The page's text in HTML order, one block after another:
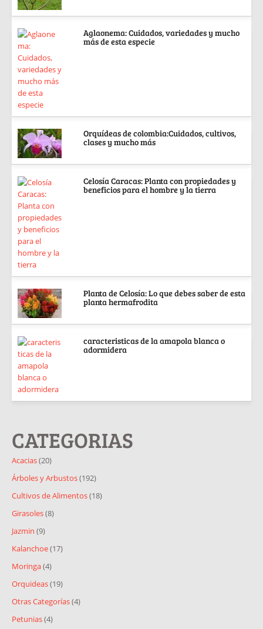
Aglaonema: Cuidados, variedades y mucho
más de esta especie
Orquídeas de colombia:Cuidados, cultivos,
clases y mucho más
Celosía Caracas: Planta con propiedades y
beneficios para el hombre y la tierra
Planta de Celosía: Lo que debes saber de esta
planta hermafrodita
caracteristicas de la amapola blanca o
adormidera
CATEGORIAS
Acacias(20)
Árboles y Arbustos(192)
Cultivos de Alimentos(18)
Girasoles(8)
Jazmin (9)
Kalanchoe(17)
Moringa(4)
Orquideas(19)
Otras Categorías(4)
Petunias(4)